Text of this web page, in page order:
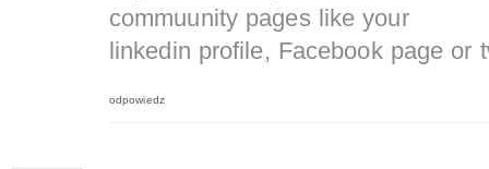
commuunity pages like your
linkedin profile, Facebook page or
odpowiedz